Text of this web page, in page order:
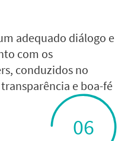
adequado diálogo e
com os
conduzidos no
e boa-fé
06